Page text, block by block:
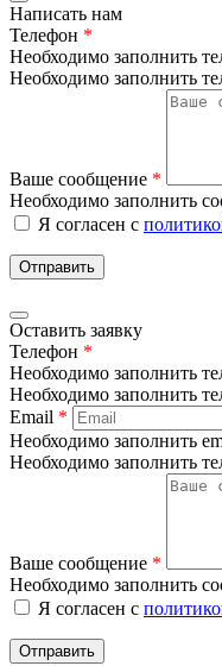
Написать нам
Телефон *
Необходимо заполнить
Необходимо заполнить
Ваше сообщение *
Необходимо заполнить
Я согласен с
Отправить
Оставить заявку
Телефон *
Необходимо заполнить
Необходимо заполнить
Email *
Необходимо заполнить
Необходимо заполнить
Ваше сообщение *
Необходимо заполнить
Я согласен с
Отправить